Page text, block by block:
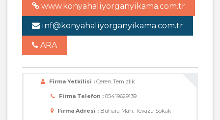
www.konyahaliyorganyikama.com.tr
inf@konyahaliyorganyikama.com.tr
ARA
Firma Yetkilisi : Ceren Temizlik
Firma Telefon : 05419629139
Firma Adresi : Buhara Mah. Tevazu Sokak